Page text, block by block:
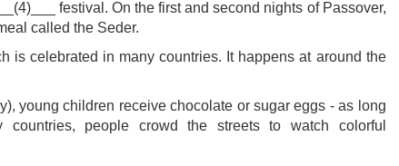
festival. On the first and second nights of Passover,
called the Seder.
is celebrated in many countries. It happens at around the
young children receive chocolate or sugar eggs - as long
people crowd the streets to watch colorful